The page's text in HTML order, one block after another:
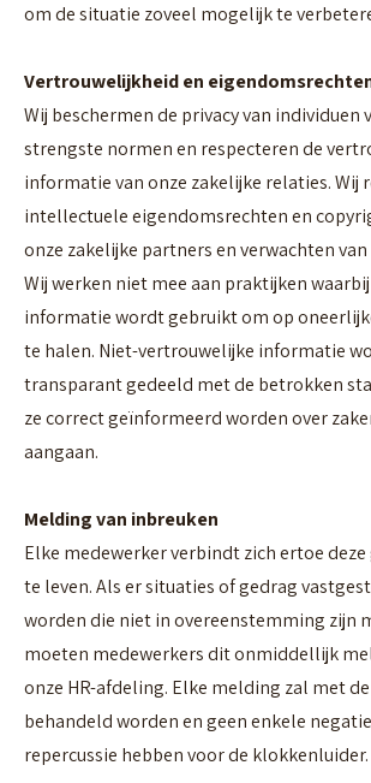
om de situatie zoveel mogelijk te
Vertrouwelijkheid en
Wij beschermen de privacy van individuen
strengste normen en respecteren de
informatie van onze zakelijke relaties. Wij
intellectuele eigendomsrechten en
onze zakelijke partners en verwachten
Wij werken niet mee aan praktijken waarbij
informatie wordt gebruikt om op
te halen. Niet-vertrouwelijke informatie
transparant gedeeld met de betrokken
ze correct geïnformeerd worden over
aangaan.
Melding van inbreuken
Elke medewerker verbindt zich ertoe
te leven. Als er situaties of gedrag
worden die niet in overeenstemming zijn
moeten medewerkers dit onmiddellijk
onze HR-afdeling. Elke melding zal met
behandeld worden en geen enkele
repercussie hebben voor de klokkenluider.